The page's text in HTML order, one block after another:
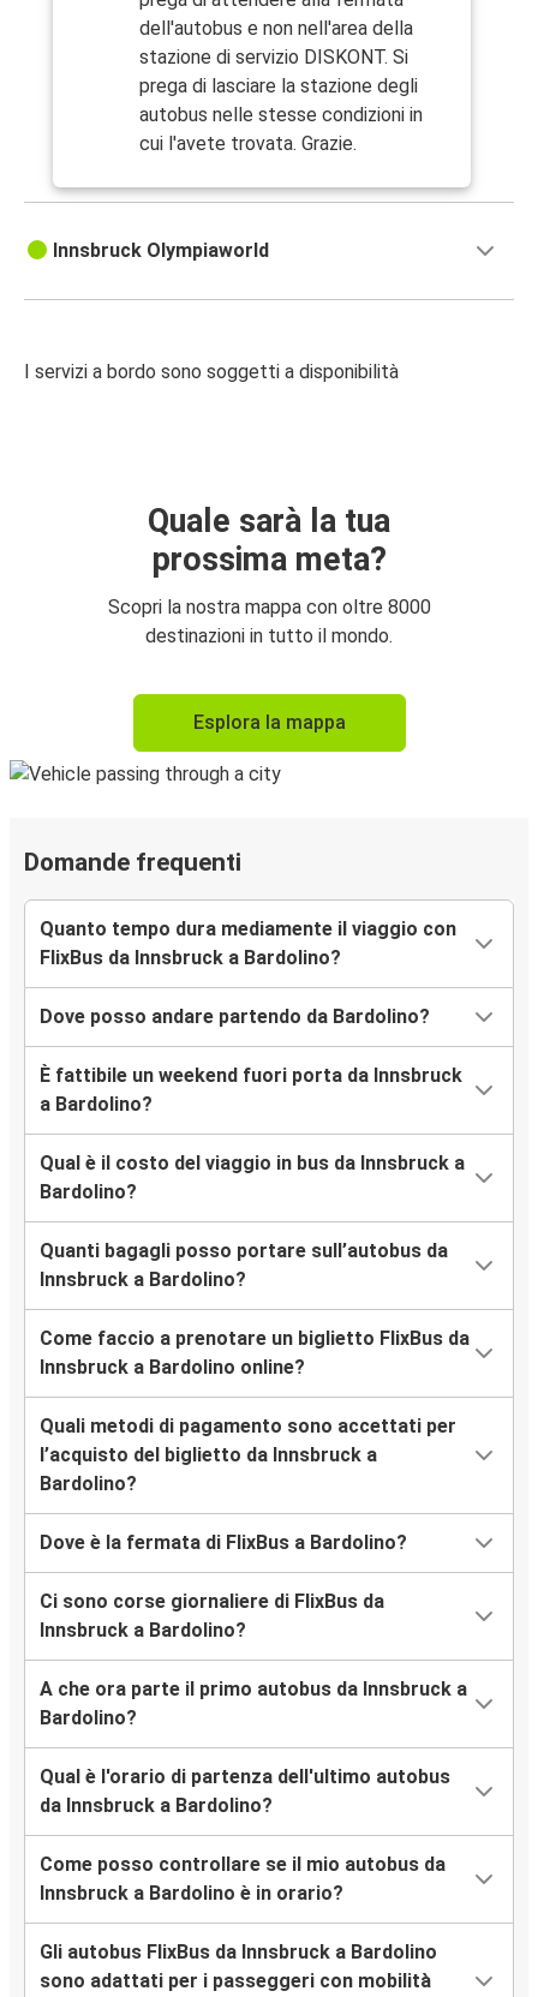
dell'autobus e non nell'area della
stazione di servizio DISKONT. Si
prega di lasciare la stazione degli
autobus nelle stesse condizioni in
cui l'avete trovata. Grazie.
Innsbruck Olympiaworld
I servizi a bordo sono soggetti a disponibilità
Quale sarà la tua
prossima meta?
Scopri la nostra mappa con oltre 8000
destinazioni in tutto il mondo.
Esplora la mappa
Domande frequenti
Quanto tempo dura mediamente il viaggio con
FlixBus da Innsbruck a Bardolino?
Dove posso andare partendo da Bardolino?
È fattibile un weekend fuori porta da Innsbruck
a Bardolino?
Qual è il costo del viaggio in bus da Innsbruck a
Bardolino?
Quanti bagagli posso portare sull’autobus da
Innsbruck a Bardolino?
Come faccio a prenotare un biglietto FlixBus da
Innsbruck a Bardolino online?
Quali metodi di pagamento sono accettati per
l’acquisto del biglietto da Innsbruck a
Bardolino?
Dove è la fermata di FlixBus a Bardolino?
Ci sono corse giornaliere di FlixBus da
Innsbruck a Bardolino?
A che ora parte il primo autobus da Innsbruck a
Bardolino?
Qual è l'orario di partenza dell'ultimo autobus
da Innsbruck a Bardolino?
Come posso controllare se il mio autobus da
Innsbruck a Bardolino è in orario?
Gli autobus FlixBus da Innsbruck a Bardolino
sono adattati per i passeggeri con mobilità